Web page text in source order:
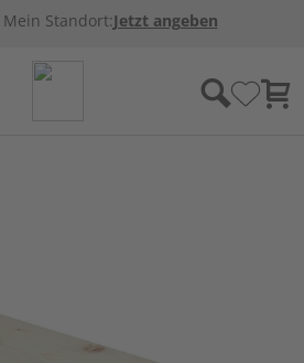
Mein Standort:Jetzt angeben